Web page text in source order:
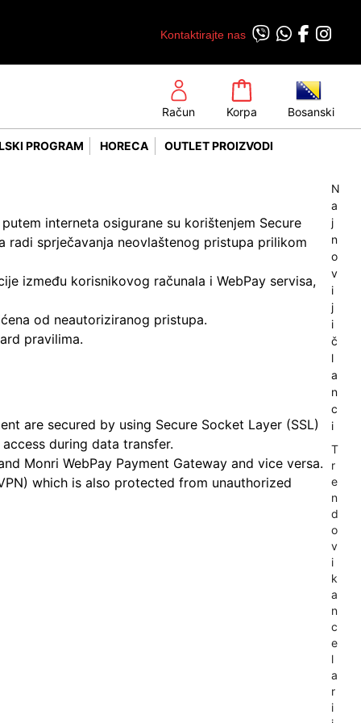
Kontaktirajte nas
Račun Korpa Bosanski
PROGRAM HORECA OUTLET PROIZVODI
interneta osigurane su korištenjem Secure
sprječavanja neovlaštenog pristupa prilikom
između korisnikovog računala i WebPay servisa,
od neautoriziranog pristupa.
pravilima.
are secured by using Secure Socket Layer (SSL)
during data transfer.
Monri WebPay Payment Gateway and vice versa.
which is also protected from unauthorized
N
a
j
n
o
v
i
j
i
č
l
a
n
c
i
T
r
e
n
d
o
v
i
k
a
n
c
e
l
a
r
i